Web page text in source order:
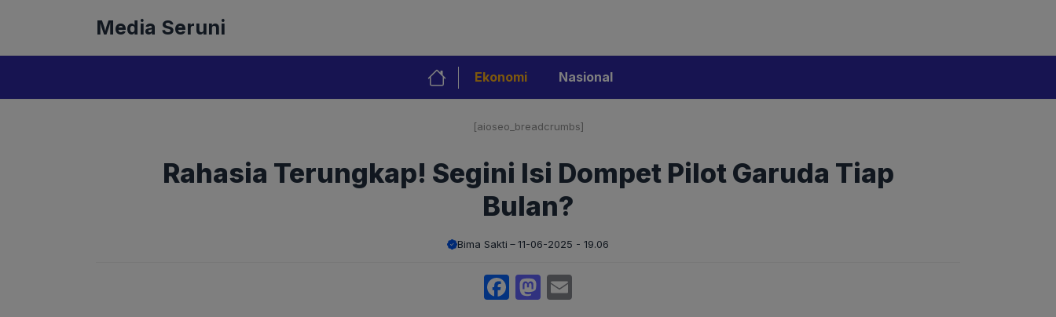
Media Seruni
Ekonomi Nasional
[aioseo_breadcrumbs]
Rahasia Terungkap! Segini Isi Dompet Pilot Garuda Tiap
Bulan?
Bima Sakti 11-06-2025 - 19.06
Facebook
Mastodon